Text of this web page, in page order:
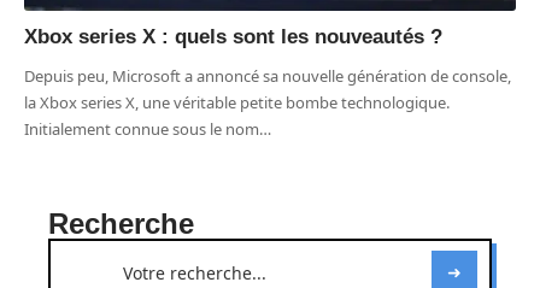
Xbox series X : quels sont les nouveautés ?
Depuis peu, Microsoft a annoncé sa nouvelle génération de console,
la Xbox series X, une véritable petite bombe technologique.
Initialement connue sous le nom…
Recherche